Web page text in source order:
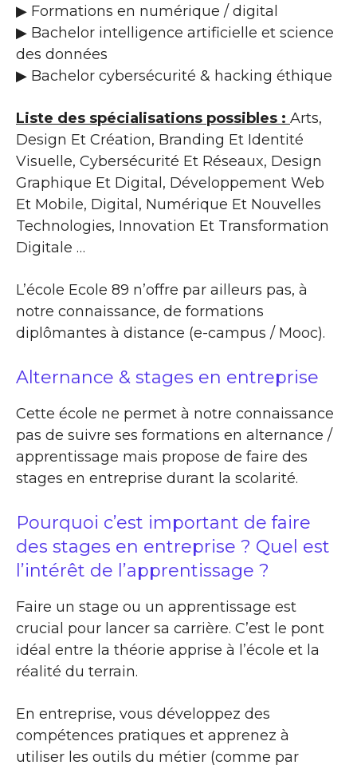
▶ Formations en numérique / digital
▶ Bachelor intelligence artificielle et science
des données
▶ Bachelor cybersécurité & hacking éthique
Liste des spécialisations possibles : Arts,
Design Et Création, Branding Et Identité
Visuelle, Cybersécurité Et Réseaux, Design
Graphique Et Digital, Développement Web
Et Mobile, Digital, Numérique Et Nouvelles
Technologies, Innovation Et Transformation
Digitale …
L’école Ecole 89 n’offre par ailleurs pas, à
notre connaissance, de formations
diplômantes à distance (e-campus / Mooc).
Alternance & stages en entreprise
Cette école ne permet à notre connaissance
pas de suivre ses formations en alternance /
apprentissage mais propose de faire des
stages en entreprise durant la scolarité.
Pourquoi c’est important de faire
des stages en entreprise ? Quel est
l’intérêt de l’apprentissage ?
Faire un stage ou un apprentissage est
crucial pour lancer sa carrière. C’est le pont
idéal entre la théorie apprise à l’école et la
réalité du terrain.
En entreprise, vous développez des
compétences pratiques et apprenez à
utiliser les outils du métier (comme par